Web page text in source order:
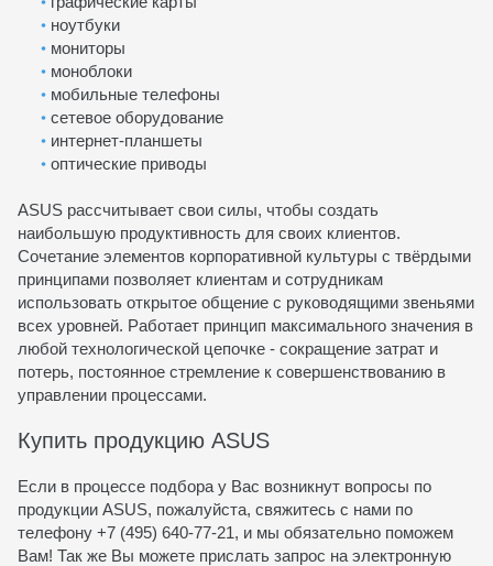
ноутбуки
мониторы
моноблоки
мобильные телефоны
сетевое оборудование
интернет-планшеты
оптические приводы
ASUS рассчитывает свои силы, чтобы создать
наибольшую продуктивность для своих клиентов.
Сочетание элементов корпоративной культуры с твёрдыми
принципами позволяет клиентам и сотрудникам
использовать открытое общение с руководящими звеньями
всех уровней. Работает принцип максимального значения в
любой технологической цепочке - сокращение затрат и
потерь, постоянное стремление к совершенствованию в
управлении процессами.
Купить продукцию ASUS
Если в процессе подбора у Вас возникнут вопросы по
продукции ASUS, пожалуйста, свяжитесь с нами по
телефону +7 (495) 640-77-21, и мы обязательно поможем
Вам! Так же Вы можете прислать запрос на электронную